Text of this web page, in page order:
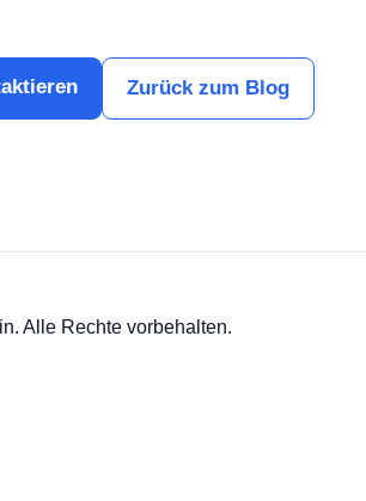
Zurück zum Blog
Alle Rechte vorbehalten.